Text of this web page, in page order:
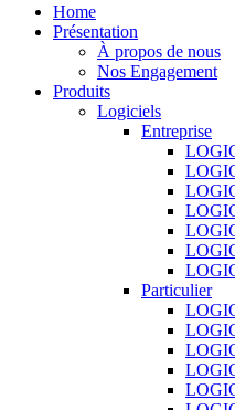
Home
Présentation
À propos de nous
Nos Engagement
Produits
Logiciels
Entreprise
Particulier